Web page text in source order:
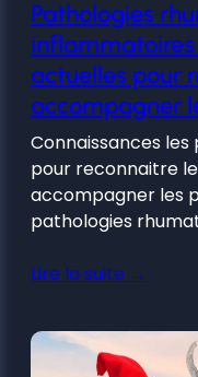
Pathologies
inflammatoires
actuelles pour
accompagner
Connaissances
pour reconnaitre
accompagner les
pathologies
Lire la suite →